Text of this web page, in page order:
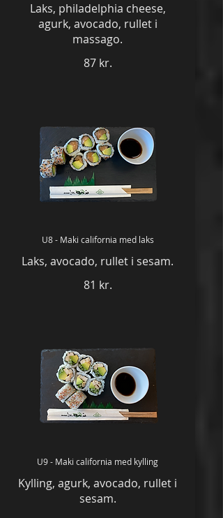
Laks, philadelphia cheese,
agurk, avocado, rullet i
massago.
87 kr.
U8 - Maki california med laks
Laks, avocado, rullet i sesam.
81 kr.
U9 - Maki california med kylling
Kylling, agurk, avocado, rullet i
sesam.